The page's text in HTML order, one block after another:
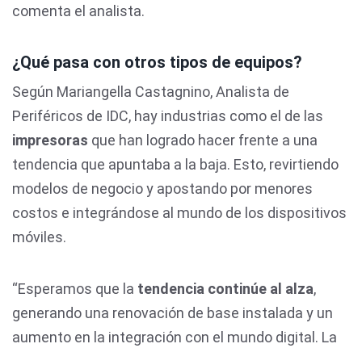
comenta el analista.
¿Qué pasa con otros tipos de equipos?
Según Mariangella Castagnino, Analista de
Periféricos de IDC, hay industrias como el de las
impresoras que han logrado hacer frente a una
tendencia que apuntaba a la baja. Esto, revirtiendo
modelos de negocio y apostando por menores
costos e integrándose al mundo de los dispositivos
móviles.
“Esperamos que la tendencia continúe al alza,
generando una renovación de base instalada y un
aumento en la integración con el mundo digital. La